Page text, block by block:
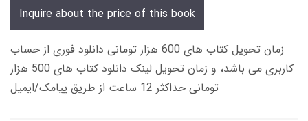
Inquire about the price of this book
زمان تحویل کتاب های 600 هزار تومانی دانلود فوری از حساب
کاربری می باشد، و زمان تحویل لینک دانلود کتاب های 500 هزار
تومانی حداکثر 12 ساعت از طریق پیامک/ایمیل